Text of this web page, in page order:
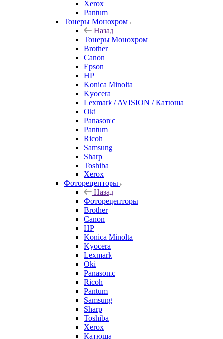
Xerox
Pantum
Тонеры Монохром
Назад
Тонеры Монохром
Brother
Canon
Epson
HP
Konica Minolta
Kyocera
Lexmark / AVISION / Катюша
Oki
Panasonic
Pantum
Ricoh
Samsung
Sharp
Toshiba
Xerox
Фоторецепторы
Назад
Фоторецепторы
Brother
Canon
HP
Konica Minolta
Kyocera
Lexmark
Oki
Panasonic
Ricoh
Pantum
Samsung
Sharp
Toshiba
Xerox
Катюша